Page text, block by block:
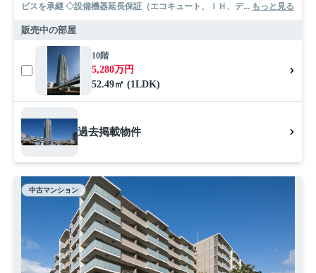
ビスを承継 ◇設備機器延長保証（エコキュート、ＩＨ、デ... もっと見る
販売中の部屋
10階
5,280万円
52.49㎡ (1LDK)
過去掲載物件
中古マンション